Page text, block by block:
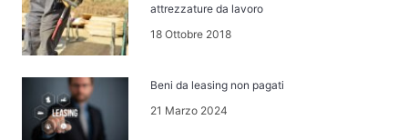
attrezzature da lavoro
18 Ottobre 2018
Beni da leasing non pagati
21 Marzo 2024